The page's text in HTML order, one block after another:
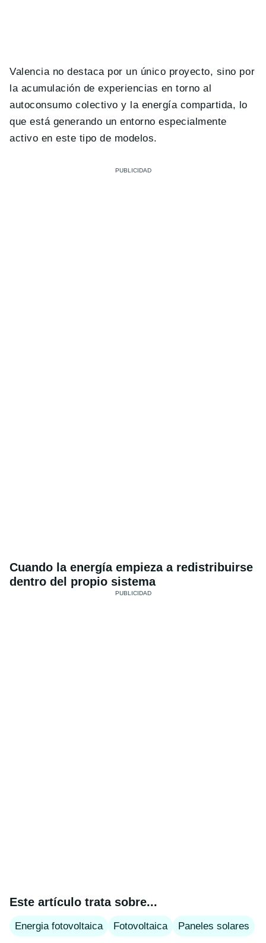
Valencia no destaca por un único proyecto, sino por
la acumulación de experiencias en torno al
autoconsumo colectivo y la energía compartida, lo
que está generando un entorno especialmente
activo en este tipo de modelos.
Cuando la energía empieza a redistribuirse
dentro del propio sistema
Este artículo trata sobre...
Energia fotovoltaica Fotovoltaica Paneles solares